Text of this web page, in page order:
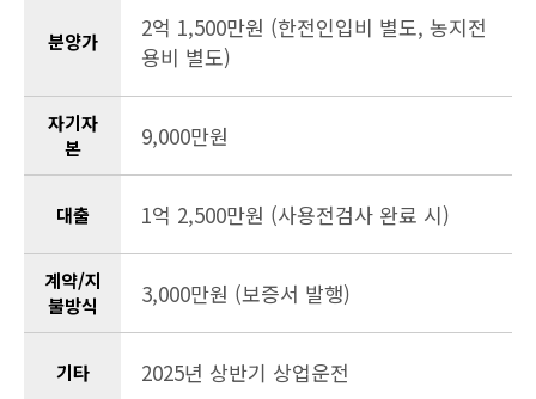
분양가
2억 1,500만원 (한전인입비 별도, 농지전
용비 별도)
자기자
본
9,000만원
대출 1억 2,500만원 (사용전검사 완료 시)
계약/지
불방식
3,000만원 (보증서 발행)
기타 2025년 상반기 상업운전